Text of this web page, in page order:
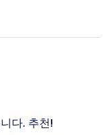
다. 추천!